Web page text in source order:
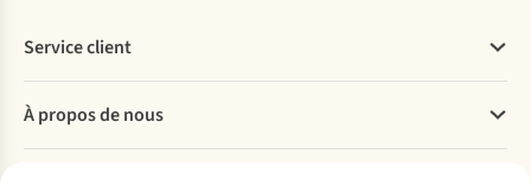
Service client
Commander
Payer
À propos de nous